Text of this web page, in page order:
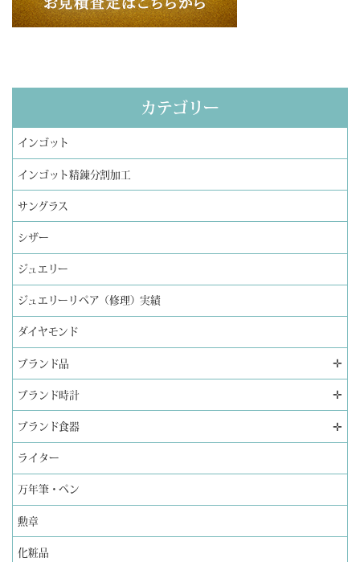
カテゴリー
インゴット
インゴット精錬分割加工
サングラス
シザー
ジュエリー
ジュエリーリペア（修理）実績
ダイヤモンド
ブランド品 ✛
ブランド時計 ✛
ブランド食器 ✛
ライター
万年筆・ペン
勲章
化粧品